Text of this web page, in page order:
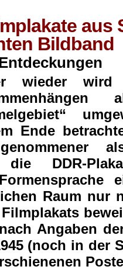
aus
Bildband
wieder
Ende
die DDR-
Raum nur
Angaben
(noch in der